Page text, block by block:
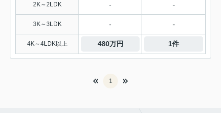
2K～2LDK - -
3K～3LDK - -
4K～4LDK以上 480万円 1件
1